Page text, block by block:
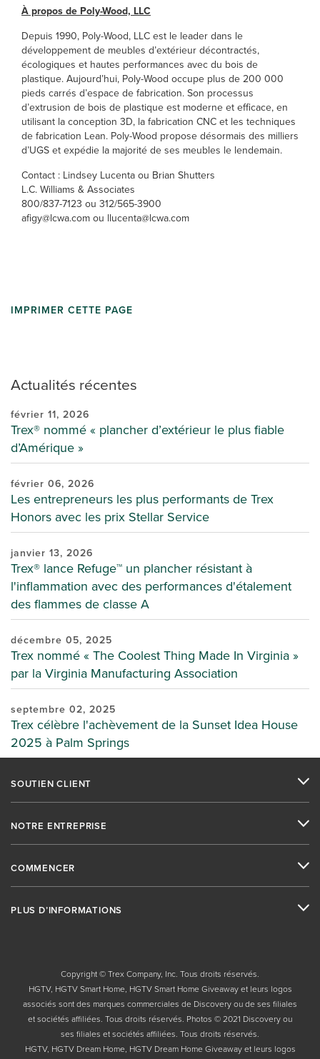
Actualités récentes
février 11, 2026
Trex® nommé « plancher d’extérieur le plus fiable
d’Amérique »
février 06, 2026
Les entrepreneurs les plus performants de Trex
Honors avec les prix Stellar Service
janvier 13, 2026
Trex® lance Refuge™ un plancher résistant à
l'inflammation avec des performances d'étalement
des flammes de classe A
décembre 05, 2025
Trex nommé « The Coolest Thing Made In Virginia »
par la Virginia Manufacturing Association
septembre 02, 2025
Trex célèbre l'achèvement de la Sunset Idea House
2025 à Palm Springs
À propos de Poly-Wood, LLC
Depuis 1990, Poly-Wood, LLC est le leader dans le
développement de meubles d’extérieur décontractés,
écologiques et hautes performances avec du bois de
plastique. Aujourd’hui, Poly-Wood occupe plus de 200 000
pieds carrés d’espace de fabrication. Son processus
d’extrusion de bois de plastique est moderne et efficace, en
utilisant la conception 3D, la fabrication CNC et les techniques
de fabrication Lean. Poly-Wood propose désormais des milliers
d’UGS et expédie la majorité de ses meubles le lendemain.
Contact : Lindsey Lucenta ou Brian Shutters
L.C. Williams & Associates
800/837-7123 ou 312/565-3900
afigy@lcwa.com ou llucenta@lcwa.com
IMPRIMER CETTE PAGE
SOUTIEN CLIENT
NOTRE ENTREPRISE
COMMENCER
PLUS D’INFORMATIONS
Copyright © Trex Company, Inc. Tous droits réservés.
HGTV, HGTV Smart Home, HGTV Smart Home Giveaway et leurs logos
associés sont des marques commerciales de Discovery ou de ses filiales
et sociétés affiliées. Tous droits réservés. Photos © 2021 Discovery ou
ses filiales et sociétés affiliées. Tous droits réservés.
HGTV, HGTV Dream Home, HGTV Dream Home Giveaway et leurs logos